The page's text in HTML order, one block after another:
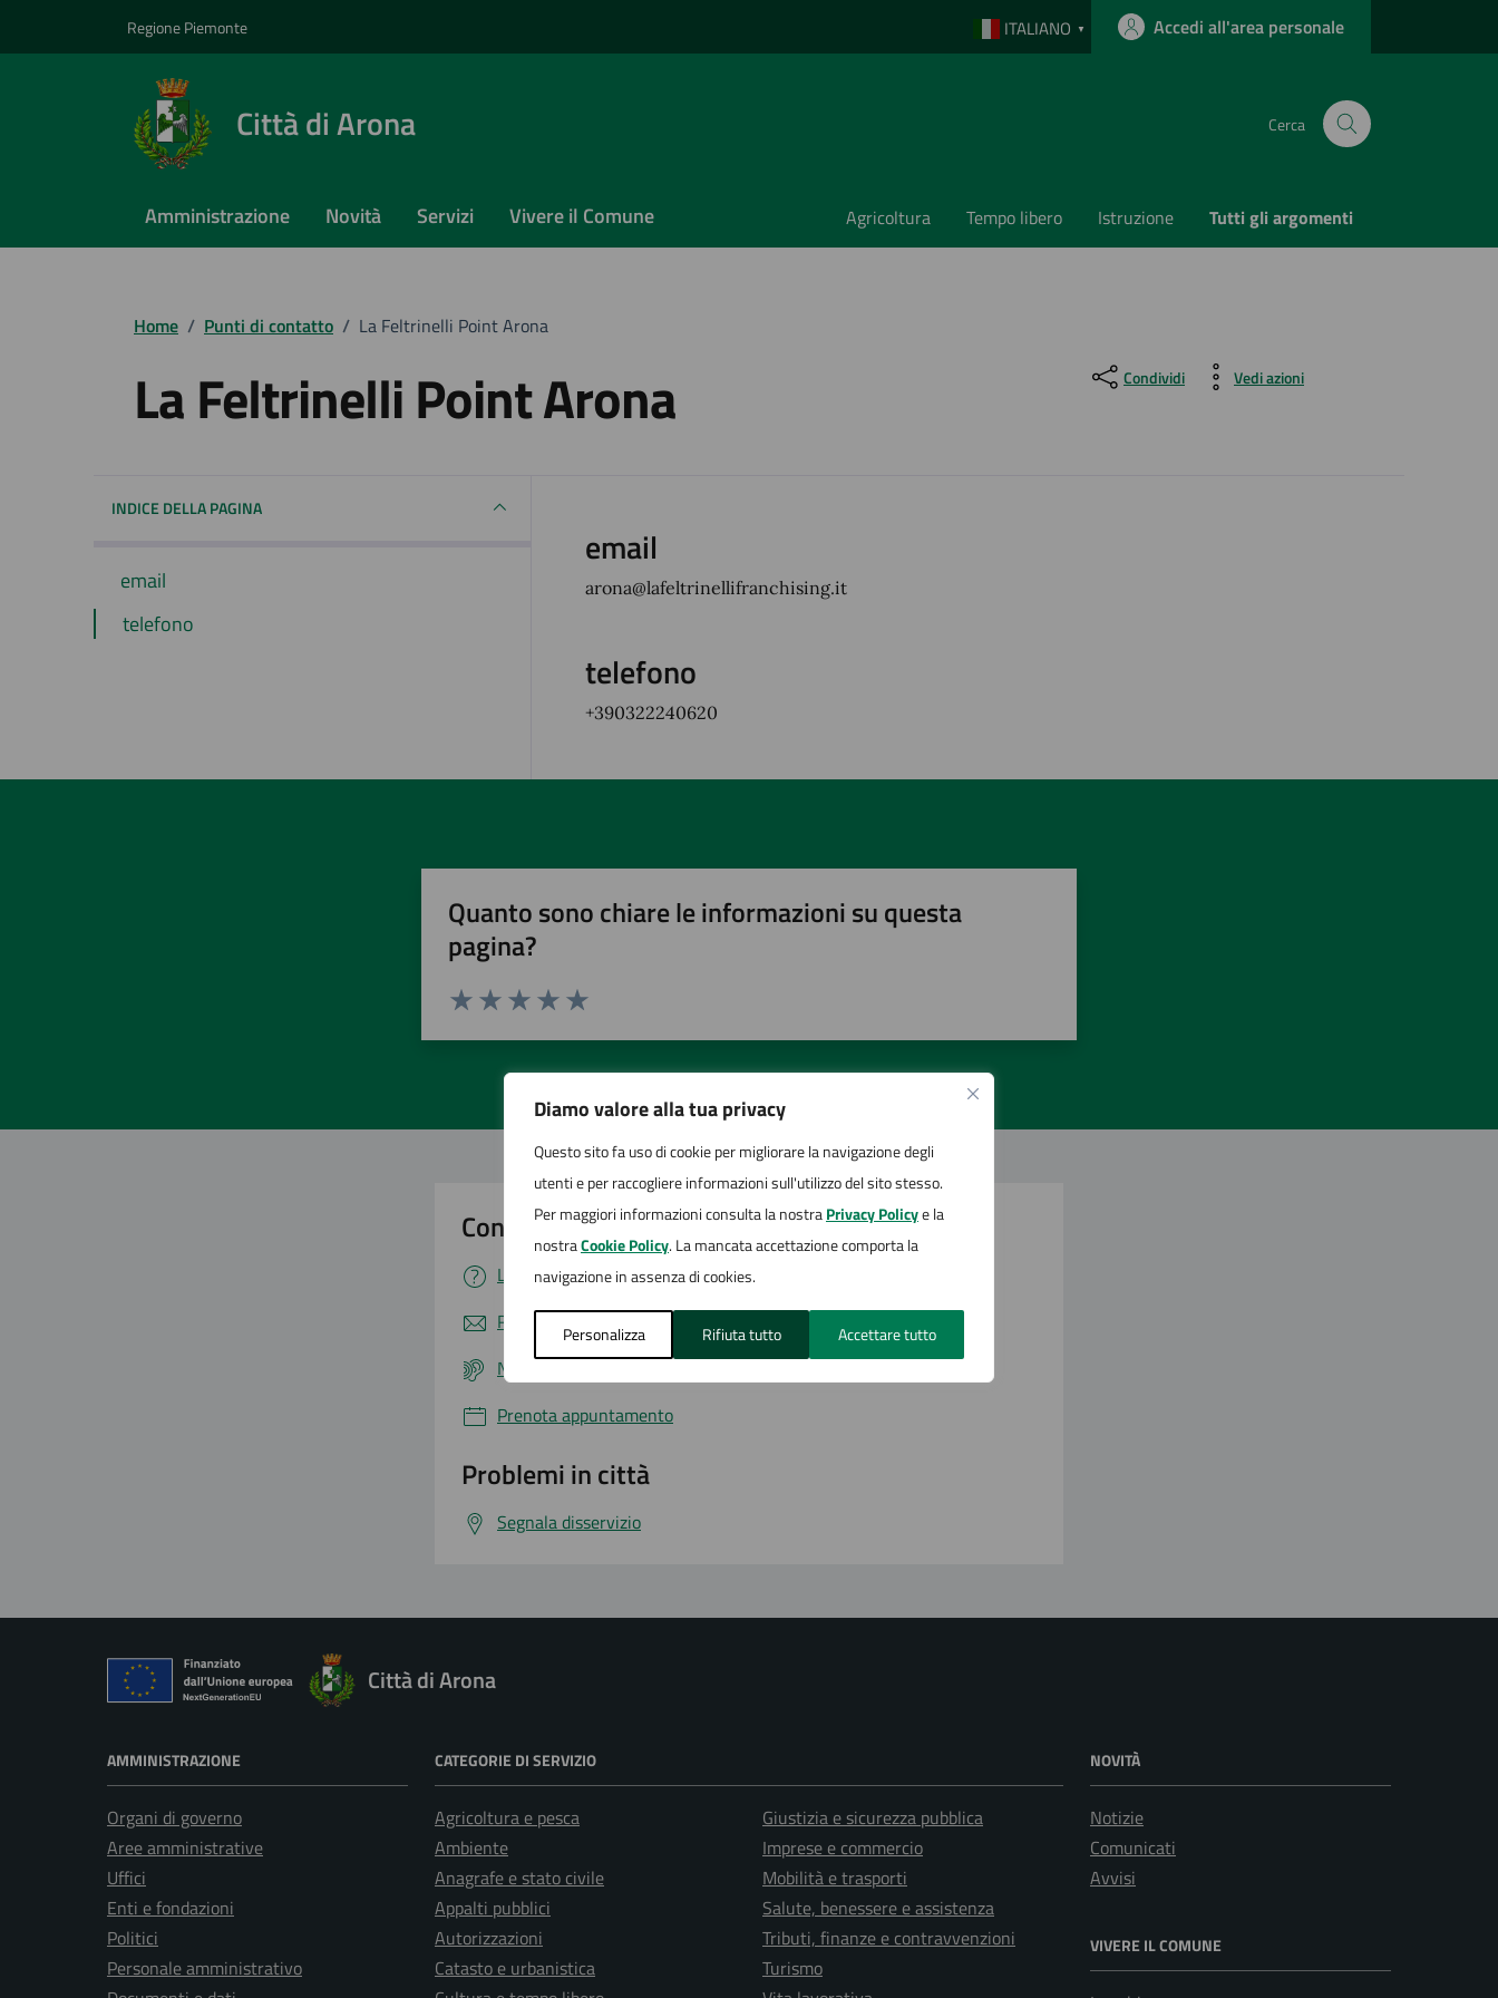
Diamo valore alla tua privacy
Questo sito fa uso di cookie per migliorare la navigazione degli
utenti e per raccogliere informazioni sull'utilizzo del sito stesso.
Per maggiori informazioni consulta la nostraPrivacy Policye la
nostraCookie Policy. La mancata accettazione comporta la
navigazione in assenza di cookies.
Personalizza Rifiuta tutto Accettare tutto
Regione Piemonte ITALIANO ▼ Accedi all'area personale
Città di Arona Cerca
Amministrazione Novità Servizi Vivere il Comune Agricoltura Tempo libero Istruzione Tutti gli argomenti
Home / Punti di contatto / La Feltrinelli Point Arona
La Feltrinelli Point Arona Condividi Vedi azioni
INDICE DELLA PAGINA
email
telefono
email
arona@lafeltrinellifranchising.it
telefono
+390322240620
Quanto sono chiare le informazioni su questa
pagina?
Contatta il comune
Leggi le domande frequenti
Richiedi assistenza
Numero verde
Prenota appuntamento
Problemi in città
Segnala disservizio
Città di Arona
AMMINISTRAZIONE
Organi di governo
Aree amministrative
Uffici
Enti e fondazioni
Politici
Personale amministrativo
CATEGORIE DI SERVIZIO
Agricoltura e pesca
Ambiente
Anagrafe e stato civile
Appalti pubblici
Autorizzazioni
Catasto e urbanistica
Giustizia e sicurezza pubblica
Imprese e commercio
Mobilità e trasporti
Salute, benessere e assistenza
Tributi, finanze e contravvenzioni
Turismo
NOVITÀ
Notizie
Comunicati
Avvisi
VIVERE IL COMUNE